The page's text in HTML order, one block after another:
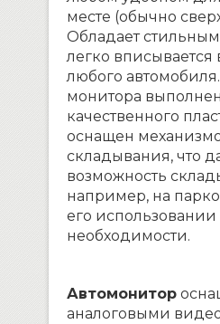
месте (обычно
Обладает
легко вписывается
любого
монитора
качественного
оснащен
складывания, что
возможность
например, на
его использовании
необходимости.
Автомонитор
аналоговыми